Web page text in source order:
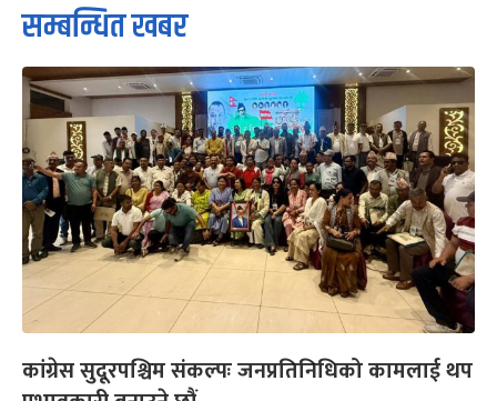
सम्बन्धित खबर
कांग्रेस सुदूरपश्चिम संकल्पः जनप्रतिनिधिको कामलाई थप